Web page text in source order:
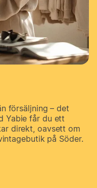
försäljning – det
Yabie får du ett
direkt, oavsett om
på Söder.